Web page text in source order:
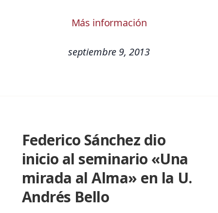
Más información
septiembre 9, 2013
Federico Sánchez dio
inicio al seminario «Una
mirada al Alma» en la U.
Andrés Bello